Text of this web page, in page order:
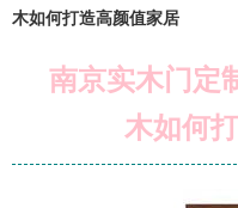
木如何打造高颜值家居
南京实木门定
木如何